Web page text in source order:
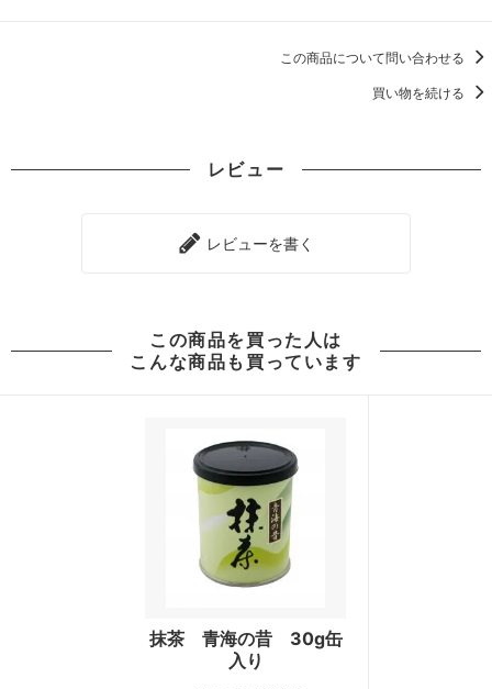
この商品について問い合わせる
買い物を続ける
レビュー
レビューを書く
この商品を買った人は
こんな商品も買っています
抹茶 青海の昔 30g缶
入り